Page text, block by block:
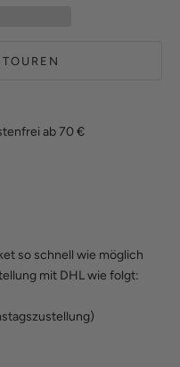
ab 70 €
so schnell wie möglich
mit DHL wie folgt: